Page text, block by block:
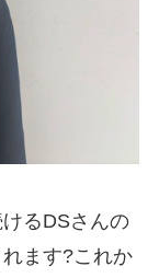
るDSさんの
ます?これか